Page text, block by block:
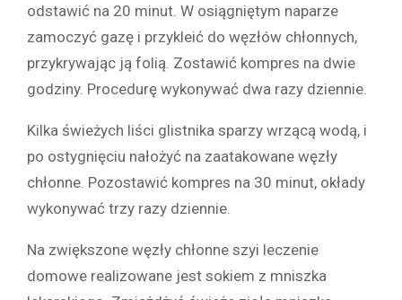
odstawić na 20 minut. W osiągniętym naparze
zamoczyć gazę i przykleić do węzłów chłonnych,
przykrywając ją folią. Zostawić kompres na dwie
godziny. Procedurę wykonywać dwa razy dziennie.
Kilka świeżych liści glistnika sparzy wrzącą wodą, i
po ostygnięciu nałożyć na zaatakowane węzły
chłonne. Pozostawić kompres na 30 minut, okłady
wykonywać trzy razy dziennie.
Na zwiększone węzły chłonne szyi leczenie
domowe realizowane jest sokiem z mniszka